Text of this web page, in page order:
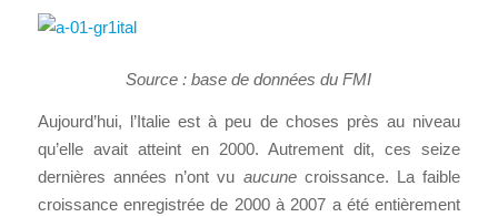
Source : base de données du FMI
Aujourd’hui, l’Italie est à peu de choses près au niveau
qu’elle avait atteint en 2000. Autrement dit, ces seize
dernières années n’ont vu aucunecroissance. La faible
croissance enregistrée de 2000 à 2007 a été entièrement